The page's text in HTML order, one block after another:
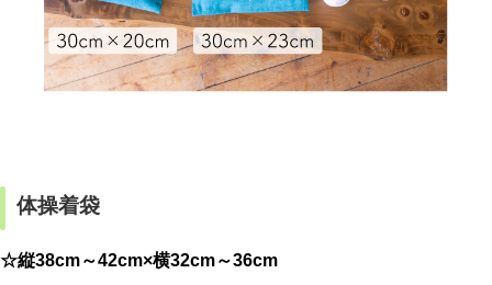
体操着袋
☆縦38cm～42cm×横32cm～36cm